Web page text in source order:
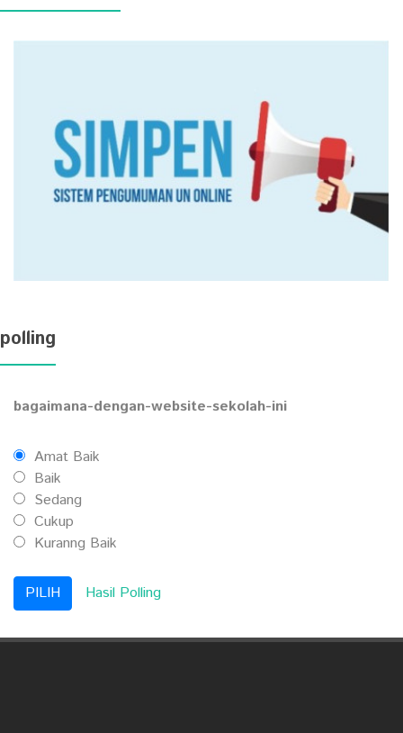
polling
bagaimana-dengan-website-sekolah-ini
Amat Baik
Baik
Sedang
Cukup
Kuranng Baik
Hasil Polling